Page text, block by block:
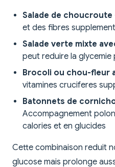
Salade de choucroute
et des fibres
Salade verte mixte
peut reduire la
Brocoli ou chou-fleur
vitamines cruciferes
Batonnets de
Accompagnement
calories et en glucides
Cette combinaison reduit
glucose mais prolonge